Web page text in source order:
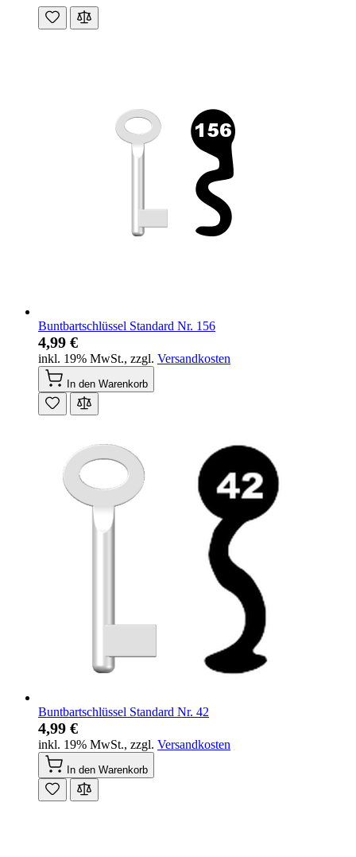
Buntbartschlüssel Standard Nr. 156
4,99 €
inkl. 19% MwSt., zzgl. Versandkosten
In den Warenkorb
Buntbartschlüssel Standard Nr. 42
4,99 €
inkl. 19% MwSt., zzgl. Versandkosten
In den Warenkorb